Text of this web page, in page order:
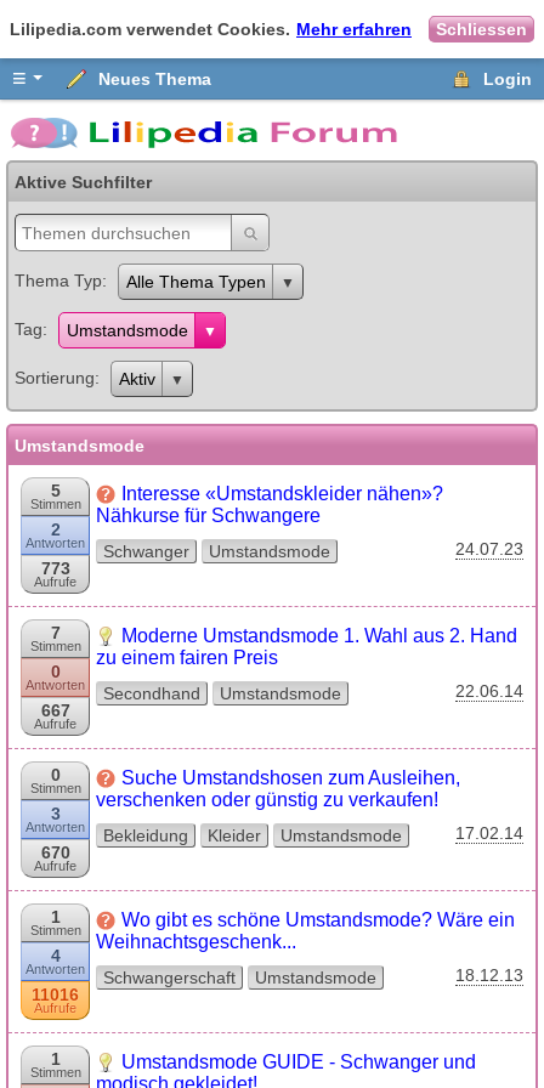
Lilipedia.com verwendet Cookies. Mehr erfahren Schliessen
≡ Neues Thema Login
Aktive Suchfilter
Thema Typ Alle Thema Typen
Tag Umstandsmode
Sortierung Aktiv
Umstandsmode
5
Stimmen
2
Antworten
773
Aufrufe
Interesse «Umstandskleider nähen»?
Nähkurse für Schwangere
Schwanger Umstandsmode 24.07.23
7
Stimmen
0
Antworten
667
Aufrufe
Moderne Umstandsmode 1. Wahl aus 2. Hand
zu einem fairen Preis
Secondhand Umstandsmode 22.06.14
0
Stimmen
3
Antworten
670
Aufrufe
Suche Umstandshosen zum Ausleihen,
verschenken oder günstig zu verkaufen!
Bekleidung Kleider Umstandsmode 17.02.14
1
Stimmen
4
Antworten
11016
Aufrufe
Wo gibt es schöne Umstandsmode? Wäre ein
Weihnachtsgeschenk...
Schwangerschaft Umstandsmode 18.12.13
1
Stimmen
Umstandsmode GUIDE - Schwanger und
modisch gekleidet!